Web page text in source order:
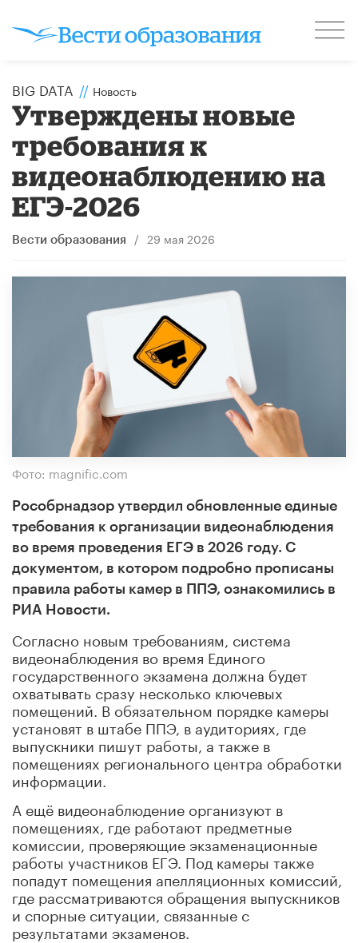
BIG DATA // Новость
Утверждены новые
требования к
видеонаблюдению на
ЕГЭ-2026
Вести образования / 29 мая 2026
Фото: magnific.com
Рособрнадзор утвердил обновленные единые
требования к организации видеонаблюдения
во время проведения ЕГЭ в 2026 году. С
документом, в котором подробно прописаны
правила работы камер в ППЭ, ознакомились в
РИА Новости.
Согласно новым требованиям, система
видеонаблюдения во время Единого
государственного экзамена должна будет
охватывать сразу несколько ключевых
помещений. В обязательном порядке камеры
установят в штабе ППЭ, в аудиториях, где
выпускники пишут работы, а также в
помещениях регионального центра обработки
информации.
А ещё видеонаблюдение организуют в
помещениях, где работают предметные
комиссии, проверяющие экзаменационные
работы участников ЕГЭ. Под камеры также
попадут помещения апелляционных комиссий,
где рассматриваются обращения выпускников
и спорные ситуации, связанные с
результатами экзаменов.